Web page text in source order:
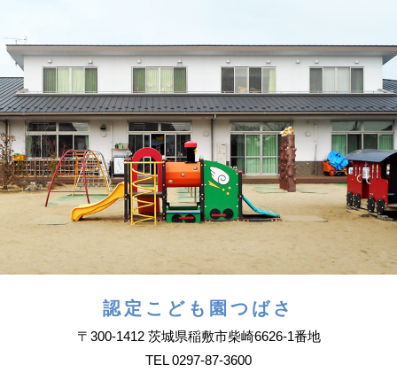
認定こども園つばさ
〒300-1412 茨城県稲敷市柴崎6626-1番地
TEL 0297-87-3600